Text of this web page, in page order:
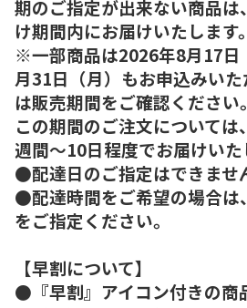
期のご指定が出来ない商品は
け期間内にお届けいたします。
※一部商品は2026年8月17日
月31日（月）もお申込みい
は販売期間をご確認ください
この期間のご注文について
週間～10日程度でお届けいた
●配達日のご指定はできませ
●配達時間をご希望の場合は
をご指定ください。
【早割について】
●『早割』アイコン付きの商